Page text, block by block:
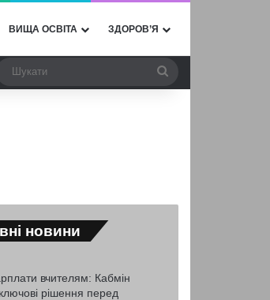
ВИЩА ОСВІТА ЗДОРОВ’Я
стаття
skin
новини
вчителям: Кабмін
рішення перед